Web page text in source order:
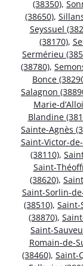
(38350),
(38650),
Seyssuel
(38170),
Sermérieu
(38780),
Bonce
Salagnon
Marie-
Blandine
Sainte-Agnès
Saint-Victor-
(38110),
Saint-
(38620),
Saint-Sorlin-
(38510), Saint-
(38870),
Saint-
Romain-de-
(38460), Saint-